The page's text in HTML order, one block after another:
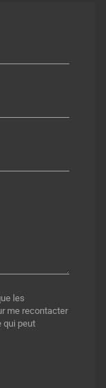
les
me recontacter
qui peut